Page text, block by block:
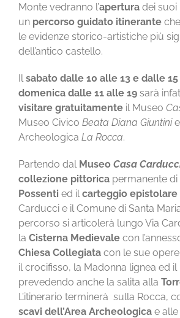
Monte vedranno l’apertura dei suoi
un percorso guidato itinerante
le evidenze storico-artistiche più
dell’antico castello.
Ilsabato dalle 10 alle 13 e dalle
domenica dalle 11 alle 19 sarà
visitare gratuitamente il Museo
Museo Civico Beata Diana Giuntinie
Archeologica La Rocca.
Partendo dal Museo Casa
collezione pittorica permanente di
Possenti ed ilcarteggio epistolare
Carducci e il Comune di Santa
percorso si articolerà lungo Via
la Cisterna Medievale con
Chiesa Collegiata con le sue
il crocifisso, la Madonna lignea ed
prevedendo anche la salita alla
L’itinerario terminerà sulla Rocca,
scavi dell’Area Archeologica e